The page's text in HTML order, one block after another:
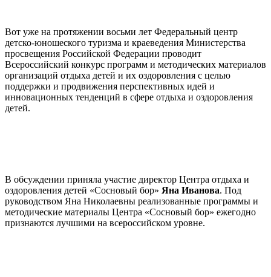
Вот уже на протяжении восьми лет Федеральный центр
детско-юношеского туризма и краеведения Министерства
просвещения Российской Федерации проводит
Всероссийский конкурс программ и методических материалов
организаций отдыха детей и их оздоровления с целью
поддержки и продвижения перспективных идей и
инновационных тенденций в сфере отдыха и оздоровления
детей.
В обсуждении приняла участие директор Центра отдыха и
оздоровления детей «Сосновый бор» Яна Иванова. Под
руководством Яна Николаевны реализованные программы и
методические материалы Центра «Сосновый бор» ежегодно
признаются лучшими на всероссийском уровне.